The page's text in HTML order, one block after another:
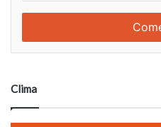
n
a
i
Clima